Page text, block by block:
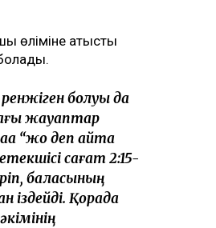
өліміне қатысты
болуы да
жауаптар
“жоқ деп айта
сағат 2:15-
баласының
іздейді. Қорада